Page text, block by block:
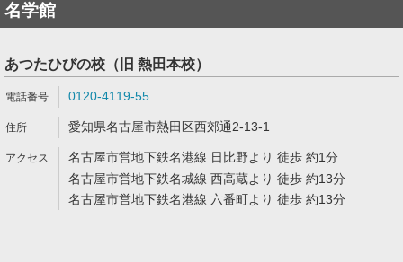
名学館
あつたひびの校（旧 熱田本校）
0120-4119-55
愛知県名古屋市熱田区西郊通2-13-1
名古屋市営地下鉄名港線 日比野より 徒歩 約1分
名古屋市営地下鉄名城線 西高蔵より 徒歩 約13分
名古屋市営地下鉄名港線 六番町より 徒歩 約13分